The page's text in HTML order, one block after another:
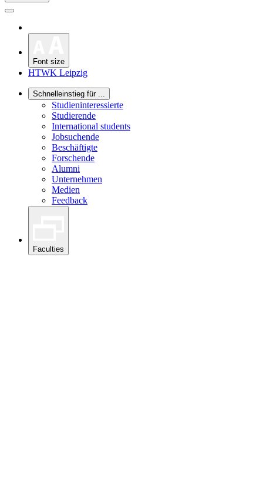
Font size
HTWK Leipzig
Schnelleinstieg für ...
Studieninteressierte
Studierende
International students
Jobsuchende
Beschäftigte
Forschende
Alumni
Unternehmen
Medien
Feedback
Faculties